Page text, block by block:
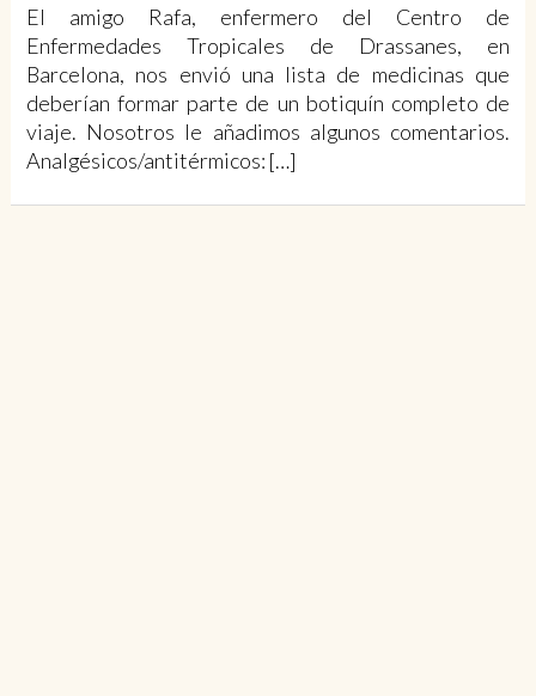
El amigo Rafa, enfermero del Centro de
Enfermedades Tropicales de Drassanes, en
Barcelona, nos envió una lista de medicinas que
deberían formar parte de un botiquín completo de
viaje. Nosotros le añadimos algunos comentarios.
Analgésicos/antitérmicos: […]